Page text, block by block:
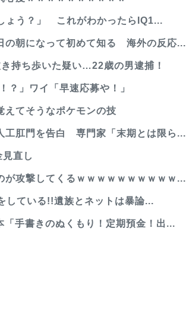
ょう？」 これがわかったらIQ1...
の朝になって初めて知る 海外の反応...
持ち歩いた疑い…22歳の男逮捕！
？」ワイ「早速応募や！」
てそうなポケモンの技
工肛門を告白 専門家「末期とは限ら...
直し
攻撃してくるｗｗｗｗｗｗｗｗｗｗ...
ている!!遺族とネットは暴論...
手書きのぬくもり！定期預金！出...